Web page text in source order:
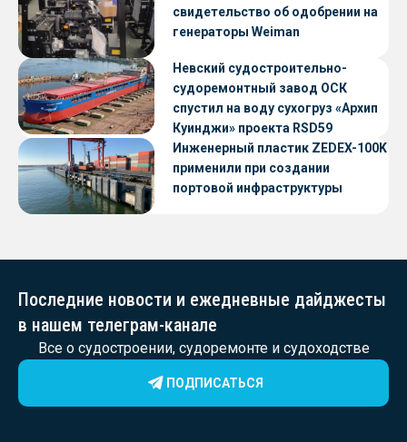
свидетельство об одобрении на
генераторы Weiman
Невский судостроительно-
судоремонтный завод ОСК
спустил на воду сухогруз «Архип
Куинджи» проекта RSD59
Инженерный пластик ZEDEX-100K
применили при создании
портовой инфраструктуры
Последние новости и ежедневные дайджесты
в нашем телеграм-канале
Все о судостроении, судоремонте и судоходстве
ПОДПИСАТЬСЯ